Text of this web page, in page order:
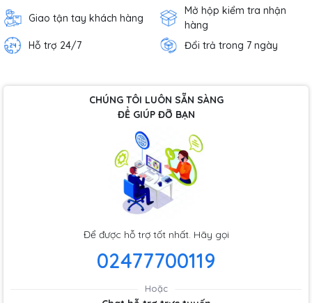
Giao tận tay khách hàng
Mở hộp kiểm tra nhận
hàng
Hỗ trợ 24/7
Đổi trả trong 7 ngày
CHÚNG TÔI LUÔN SẴN SÀNG
ĐỂ GIÚP ĐỠ BẠN
Để được hỗ trợ tốt nhất. Hãy gọi
02477700119
Hoặc